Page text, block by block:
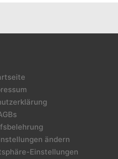
ändern
Einstellungen